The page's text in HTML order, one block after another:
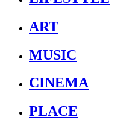
ART
MUSIC
CINEMA
PLACE